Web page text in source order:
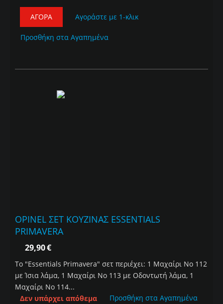
ΑΓΟΡΆ Αγοράστε με 1-κλικ
Προσθήκη στα Αγαπημένα
OPINEL ΣΕΤ ΚΟΥΖΙΝΑΣ ESSENTIALS
PRIMAVERA
29,90€
To "Εssentials Primavera" σετ περιέχει: 1 Μαχαίρι Νο 112
με Ίσια λάμα, 1 Μαχαίρι Νο 113 με Οδοντωτή λάμα, 1
Μαχαίρι Νο 114...
Δεν υπάρχει απόθεμα
Προσθήκη στα Αγαπημένα